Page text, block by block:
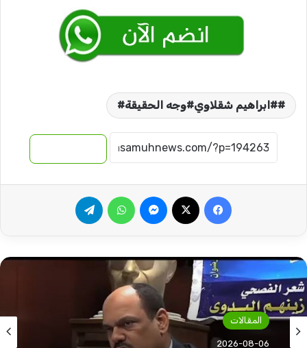
#ابراهيم شقلاوي#وجه الحقيقة#
فيسبوك ماسنجر واتساب
المقالات
2026-08-06